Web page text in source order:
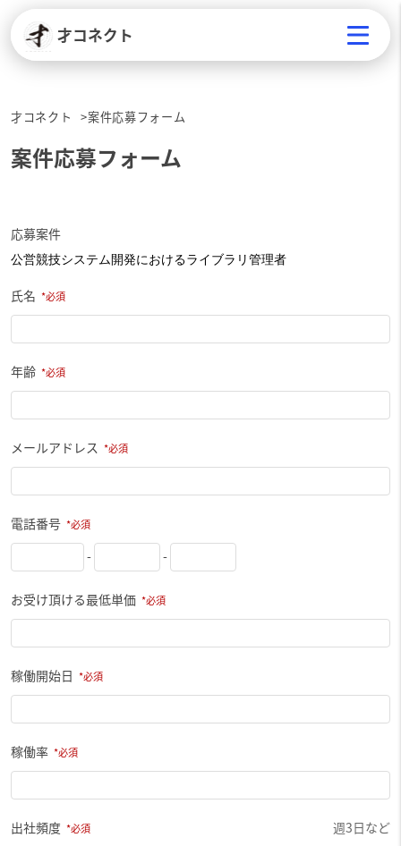
才コネクト
才コネクト 案件応募フォーム
案件応募フォーム
応募案件
氏名
年齢
メールアドレス
電話番号
-
-
お受け頂ける最低単価
稼働開始日
稼働率
出社頻度 週3日など